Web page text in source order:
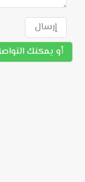
إرسال
أو يمكنك